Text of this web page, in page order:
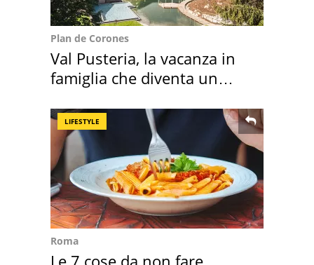
Plan de Corones
Val Pusteria, la vacanza in
famiglia che diventa un
LIFESTYLE
Roma
Le 7 cose da non fare